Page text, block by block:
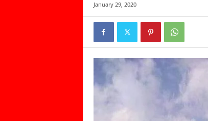
January 29, 2020